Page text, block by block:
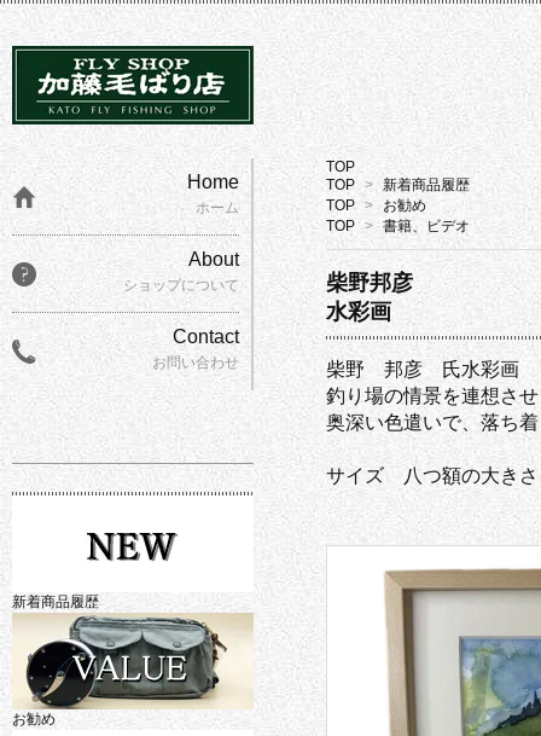
TOP
TOP > 新着商品履歴
TOP >
お勧め
TOP > 書籍、ビデオ
柴野邦彦
水彩画
柴野 邦彦 氏水彩画
釣り場の情景を連想さ
奥深い色遣いで、落ち
サイズ 八つ額の大きさ
Home
ホーム
About
ショップについて
Contact
お問い合わせ
新着商品履歴
お勧め